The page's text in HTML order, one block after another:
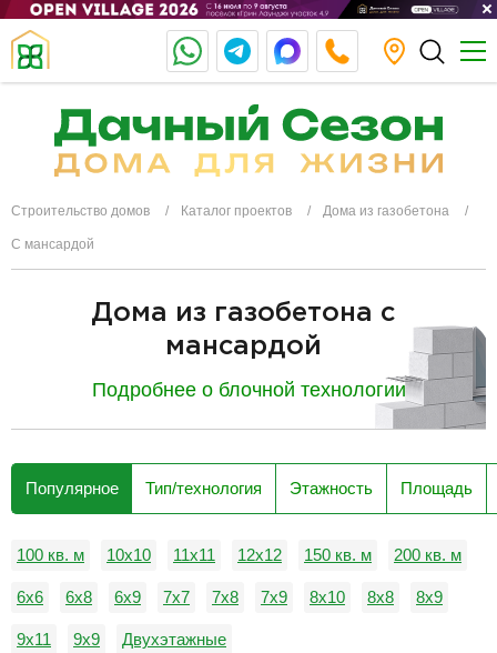
Строительство домов Каталог проектов Дома из газобетона
С мансардой
Дома из газобетона с
мансардой
Подробнее о блочной технологии
Популярное Тип/технология Этажность Площадь
100 кв. м 10x10 11x11 12x12 150 кв. м 200 кв. м
6x6 6x8 6x9 7x7 7x8 7x9 8x10 8x8 8x9
9x11 9x9 Двухэтажные